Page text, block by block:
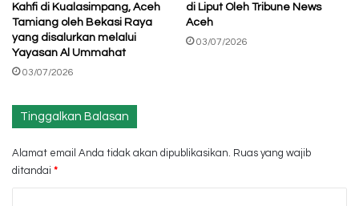
Kahfi di Kualasimpang, Aceh
Tamiang oleh Bekasi Raya
yang disalurkan melalui
Yayasan Al Ummahat
03/07/2026
di Liput Oleh Tribune News
Aceh
03/07/2026
Tinggalkan Balasan
Alamat email Anda tidak akan dipublikasikan. Ruas yang wajib
ditandai *